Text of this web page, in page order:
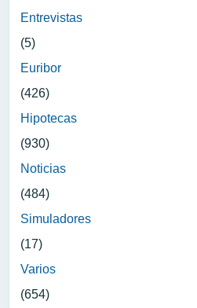
Entrevistas
(5)
Euribor
(426)
Hipotecas
(930)
Noticias
(484)
Simuladores
(17)
Varios
(654)